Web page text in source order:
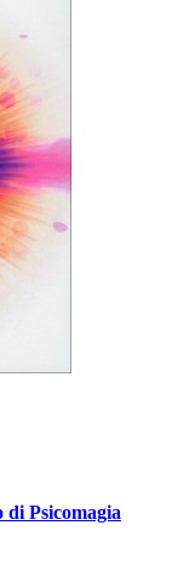
Psicomagia